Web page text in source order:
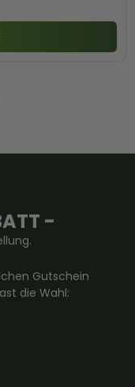
-
Gutschein
die Wahl: